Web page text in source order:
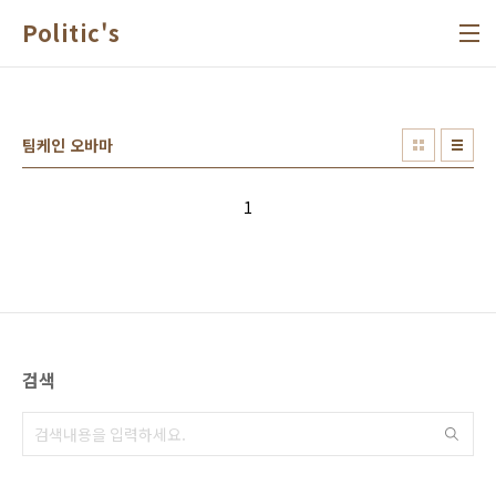
Politic's
팀케인 오바마
1
검색